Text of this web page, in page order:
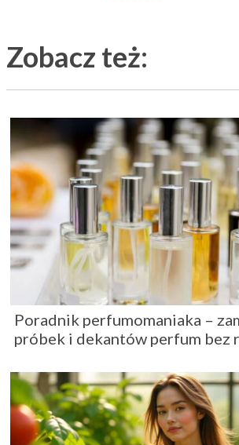
Zobacz też:
Poradnik perfumomaniaka –
próbek i dekantów perfum bez